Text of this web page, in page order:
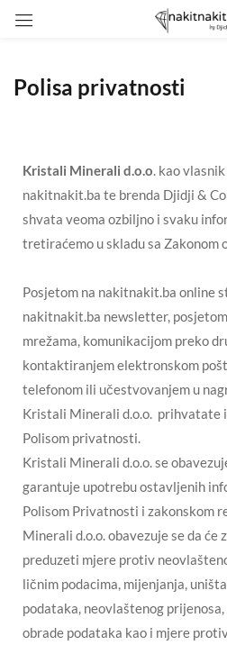
Polisa privatnosti
Kristali Minerali d.o.o. kao
nakitnakit.ba te brenda Djidji &
shvata veoma ozbiljno i svaku
tretiraćemo u skladu sa Zakonom
Posjetom na nakitnakit.ba online
nakitnakit.ba newsletter,
mrežama, komunikacijom preko
kontaktiranjem elektronskom
telefonom ili učestvovanjem u
Kristali Minerali d.o.o. prihvatate i
Polisom privatnosti.
Kristali Minerali d.o.o. se
garantuje upotrebu ostavljenih
Polisom Privatnosti i zakonskom
Minerali d.o.o. obavezuje se da će
preduzeti mjere protiv
ličnim podacima, mijenjanja,
podataka, neovlaštenog
obrade podataka kao i mjere
Remember me
CREATE AN